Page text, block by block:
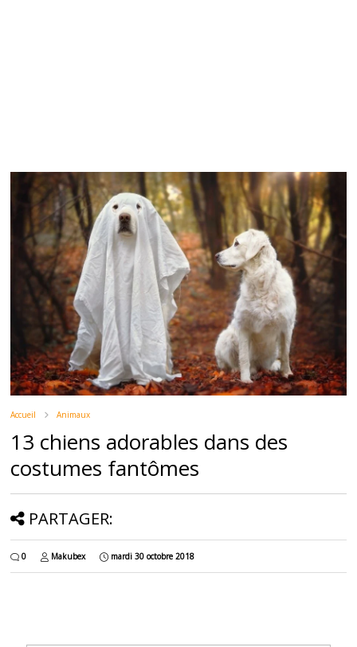
Accueil Animaux
13 chiens adorables dans des
costumes fantômes
PARTAGER:
0 Makubex mardi 30 octobre 2018